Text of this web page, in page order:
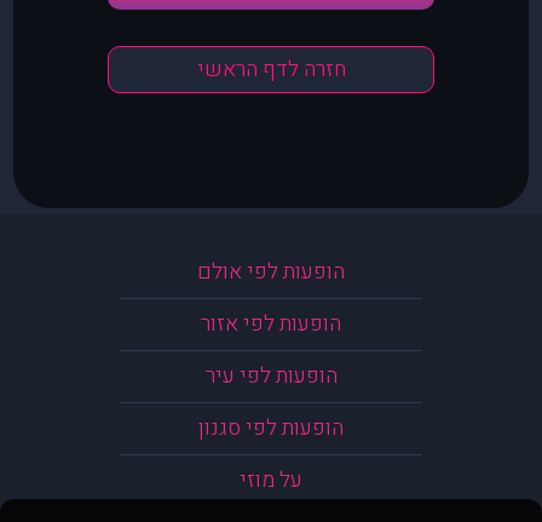
חזרה לדף הראשי
הופעות לפי אולם
הופעות לפי אזור
הופעות לפי עיר
הופעות לפי סגנון
על מוזי